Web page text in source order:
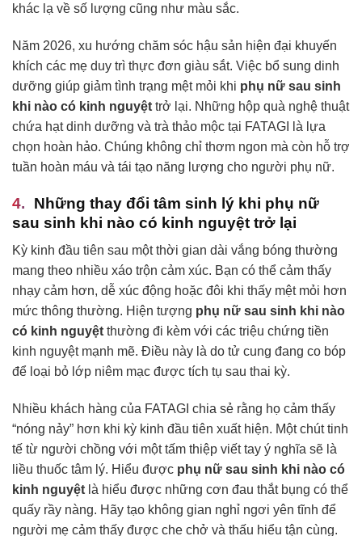
khác lạ về số lượng cũng như màu sắc.
Năm 2026, xu hướng chăm sóc hậu sản hiện đại khuyến
khích các mẹ duy trì thực đơn giàu sắt. Việc bổ sung dinh
dưỡng giúp giảm tình trạng mệt mỏi khi phụ nữ sau sinh
khi nào có kinh nguyệt trở lại. Những hộp quà nghệ thuật
chứa hạt dinh dưỡng và trà thảo mộc tại FATAGI là lựa
chọn hoàn hảo. Chúng không chỉ thơm ngon mà còn hỗ trợ
tuần hoàn máu và tái tạo năng lượng cho người phụ nữ.
Những thay đổi tâm sinh lý khi phụ nữ
sau sinh khi nào có kinh nguyệt trở lại
Kỳ kinh đầu tiên sau một thời gian dài vắng bóng thường
mang theo nhiều xáo trộn cảm xúc. Bạn có thể cảm thấy
nhạy cảm hơn, dễ xúc động hoặc đôi khi thấy mệt mỏi hơn
mức thông thường. Hiện tượng phụ nữ sau sinh khi nào
có kinh nguyệt thường đi kèm với các triệu chứng tiền
kinh nguyệt mạnh mẽ. Điều này là do tử cung đang co bóp
để loại bỏ lớp niêm mạc được tích tụ sau thai kỳ.
Nhiều khách hàng của FATAGI chia sẻ rằng họ cảm thấy
“nóng nảy” hơn khi kỳ kinh đầu tiên xuất hiện. Một chút tinh
tế từ người chồng với một tấm thiệp viết tay ý nghĩa sẽ là
liều thuốc tâm lý. Hiểu được phụ nữ sau sinh khi nào có
kinh nguyệt là hiểu được những cơn đau thắt bụng có thể
quấy rầy nàng. Hãy tạo không gian nghỉ ngơi yên tĩnh để
người mẹ cảm thấy được che chở và thấu hiểu tận cùng.